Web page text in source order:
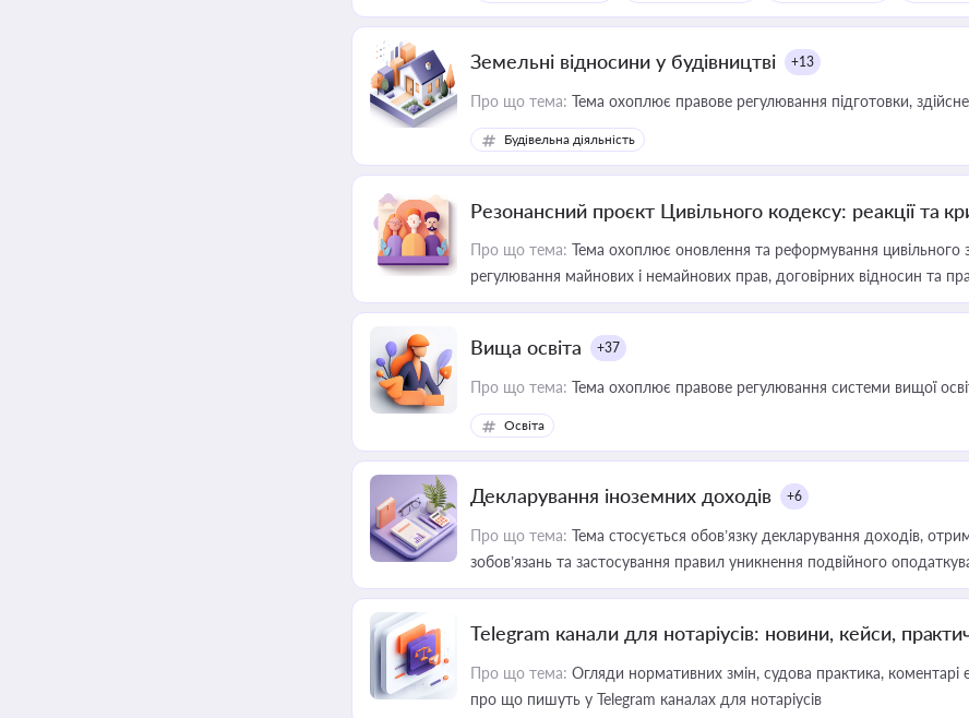
Земельні відносини у будівництві +13
Про що тема: Тема охоплює правове регулювання підготовки,
Будівельна діяльність
Резонансний проєкт Цивільного кодексу: реакції та
Про що тема: Тема охоплює оновлення та реформування цивільного
регулювання майнових і немайнових прав, договірних відносин та
Вища освіта +37
Про що тема: Тема охоплює правове регулювання системи вищої
Освіта
Декларування іноземних доходів +6
Про що тема: Тема стосується обов’язку декларування доходів,
зобов’язань та застосування правил уникнення подвійного
Telegram канали для нотаріусів: новини, кейси,
Про що тема: Огляди нормативних змін, судова практика, коментарі
про що пишуть у Telegram каналах для нотаріусів